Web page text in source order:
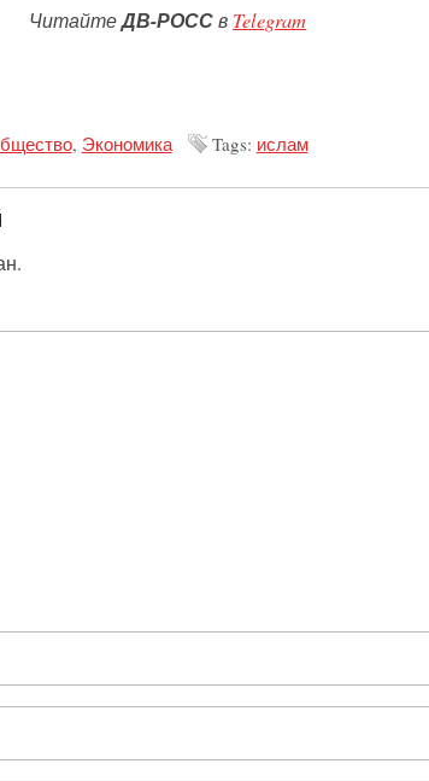
ЧитайтеДВ-РОССв Telegram
, Экономика Tags: ислам